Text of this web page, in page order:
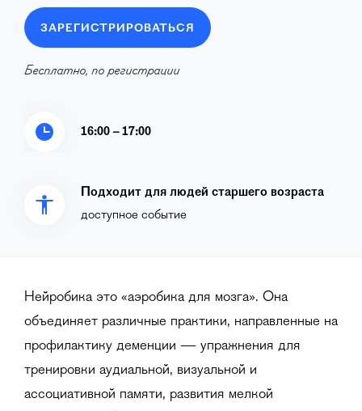
ЗАРЕГИСТРИРОВАТЬСЯ
Бесплатно, по регистрации
16:00 – 17:00
Подходит для людей старшего возраста
доступное событие
Нейробика это «аэробика для мозга». Она
объединяет различные практики, направленные на
профилактику деменции — упражнения для
тренировки аудиальной, визуальной и
ассоциативной памяти, развития мелкой